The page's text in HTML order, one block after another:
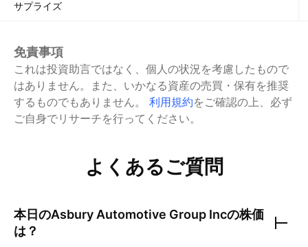
サプライズ
免責事項
これは投資助言ではなく、個人の状況を考慮したもので
はありません。また、いかなる資産の売買・保有を推奨
するものでもありません。
利用規約をご確認の上、必ず
ご自身でリサーチを行ってください。
よくあるご質問
本日のAsbury Automotive Group Incの株価
は？